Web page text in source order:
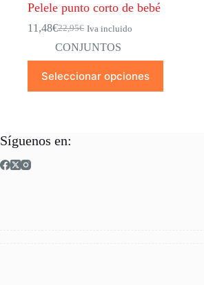
Pelele punto corto de bebé
22,95€
El
precio
original
era:
22,95€.
11,48€El
precio
actual
es:
11,48€.
Iva incluido
CONJUNTOS
Seleccionar opciones
producto
tiene
opciones
pueden
Síguenos en: